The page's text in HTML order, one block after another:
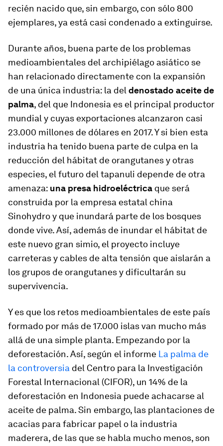
recién nacido que, sin embargo, con sólo 800
ejemplares, ya está casi condenado a extinguirse.
Durante años, buena parte de los problemas
medioambientales del archipiélago asiático se
han relacionado directamente con la expansión
de una única industria: la del denostado aceite de
palma, del que Indonesia es el principal productor
mundial y cuyas exportaciones alcanzaron casi
23.000 millones de dólares en 2017. Y si bien esta
industria ha tenido buena parte de culpa en la
reducción del hábitat de orangutanes y otras
especies, el futuro del tapanuli depende de otra
amenaza: una presa hidroeléctrica que será
construida por la empresa estatal china
Sinohydro y que inundará parte de los bosques
donde vive. Así, además de inundar el hábitat de
este nuevo gran simio, el proyecto incluye
carreteras y cables de alta tensión que aislarán a
los grupos de orangutanes y dificultarán su
supervivencia.
Y es que los retos medioambientales de este país
formado por más de 17.000 islas van mucho más
allá de una simple planta. Empezando por la
deforestación. Así, según el informe La palma de
la controversia del Centro para la Investigación
Forestal Internacional (CIFOR), un 14% de la
deforestación en Indonesia puede achacarse al
aceite de palma. Sin embargo, las plantaciones de
acacias para fabricar papel o la industria
maderera, de las que se habla mucho menos, son